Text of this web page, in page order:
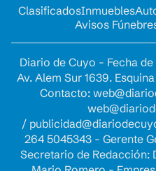
ClasificadosInmuebles
Avisos
Diario de Cuyo - Fecha
Av. Alem Sur 1639.
Contacto:
/
264 5045343 - Gerente
Secretario de Redacción: